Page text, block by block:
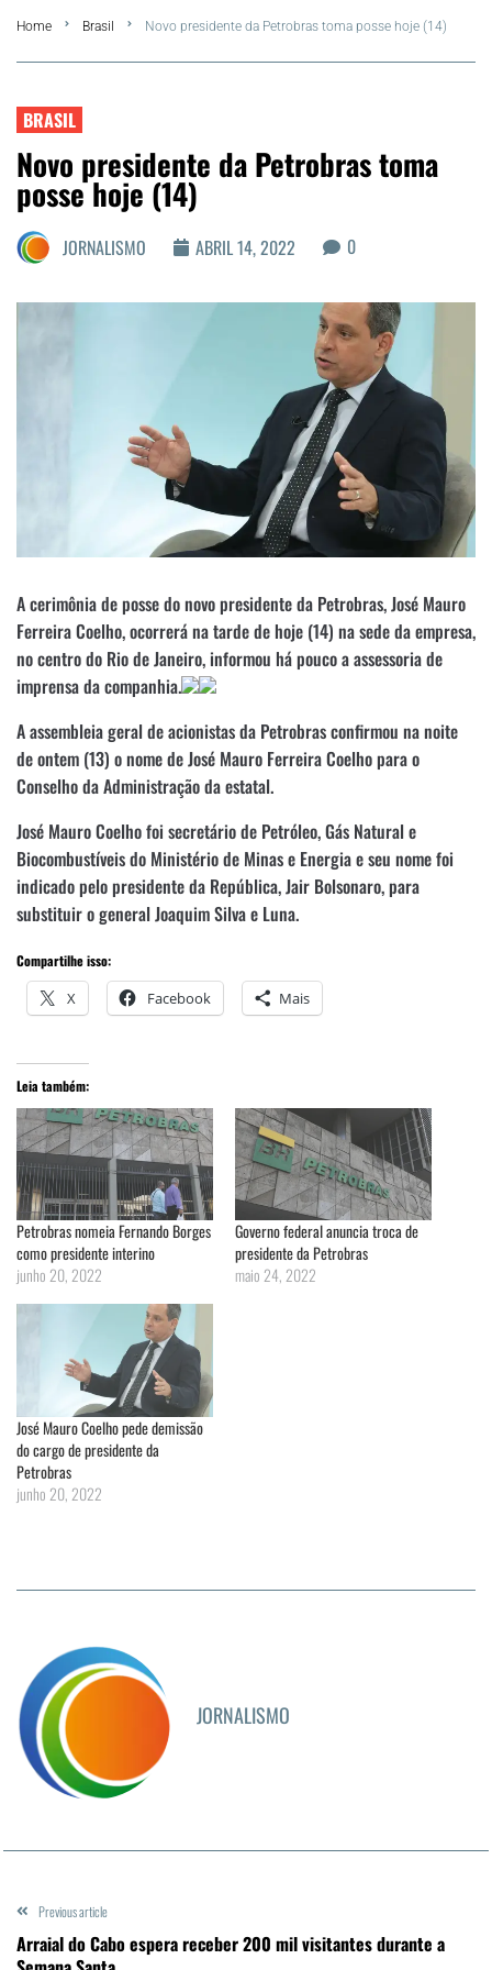
Summer
Região dos Lagos
Agenda Cultural
Home Brasil Novo presidente da Petrobras toma posse hoje (14)
BRASIL
Novo presidente da Petrobras toma
posse hoje (14)
JORNALISMO ABRIL 14, 2022 0
A cerimônia de posse do novo presidente da Petrobras, José Mauro
Ferreira Coelho, ocorrerá na tarde de hoje (14) na sede da empresa,
no centro do Rio de Janeiro, informou há pouco a assessoria de
imprensa da companhia.
A assembleia geral de acionistas da Petrobras confirmou na noite
de ontem (13) o nome de José Mauro Ferreira Coelho para o
Conselho da Administração da estatal.
José Mauro Coelho foi secretário de Petróleo, Gás Natural e
Biocombustíveis do Ministério de Minas e Energia e seu nome foi
indicado pelo presidente da República, Jair Bolsonaro, para
substituir o general Joaquim Silva e Luna.
Compartilhe isso:
X Facebook Mais
Leia também:
Petrobras nomeia Fernando Borges
como presidente interino
junho 20, 2022
Governo federal anuncia troca de
presidente da Petrobras
maio 24, 2022
José Mauro Coelho pede demissão
do cargo de presidente da
Petrobras
junho 20, 2022
JORNALISMO
Previous article
Arraial do Cabo espera receber 200 mil visitantes durante a